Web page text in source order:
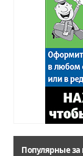
Популярные